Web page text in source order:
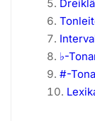
♭-
#-